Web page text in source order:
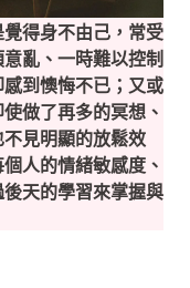
得身不由己，常受
亂、一時難以控制
到懊悔不已；又或
做了再多的冥想、
見明顯的放鬆效
人的情緒敏感度、
天的學習來掌握與